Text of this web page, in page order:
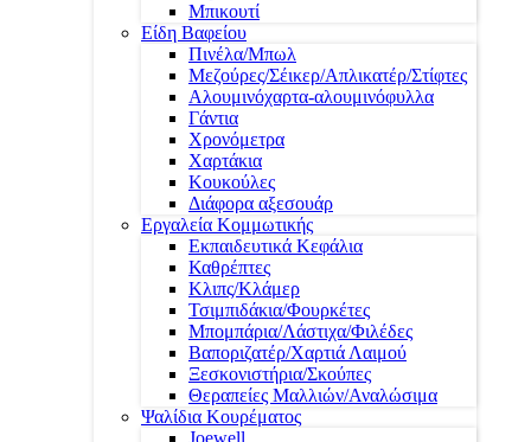
Μπικουτί
Είδη Βαφείου
Πινέλα/Μπωλ
Μεζούρες/Σέικερ/Απλικατέρ/Στίφτες
Αλουμινόχαρτα-αλουμινόφυλλα
Γάντια
Χρονόμετρα
Χαρτάκια
Κουκούλες
Διάφορα αξεσουάρ
Εργαλεία Κομμωτικής
Εκπαιδευτικά Κεφάλια
Καθρέπτες
Κλιπς/Κλάμερ
Τσιμπιδάκια/Φουρκέτες
Μπομπάρια/Λάστιχα/Φιλέδες
Βαποριζατέρ/Χαρτιά Λαιμού
Ξεσκονιστήρια/Σκούπες
Θεραπείες Μαλλιών/Αναλώσιμα
Ψαλίδια Κουρέματος
Joewell